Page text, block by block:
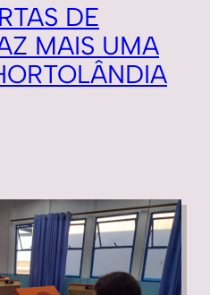
DE
MAIS UMA